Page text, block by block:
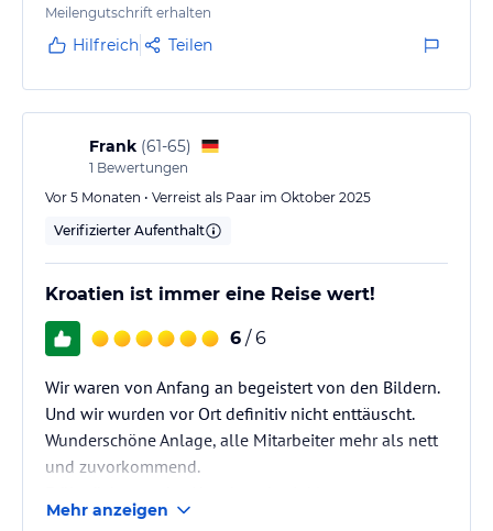
Meilengutschrift erhalten
Hilfreich Teilen
Frank (61-65)
1 Bewertungen
Vor 5 Monaten • Verreist als Paar im Oktober 2025
Verifizierter Aufenthalt
Kroatien ist immer eine Reise wert!
6 / 6
Wir waren von Anfang an begeistert von den Bildern.
Und wir wurden vor Ort definitiv nicht enttäuscht.
Wunderschöne Anlage, alle Mitarbeiter mehr als nett
und zuvorkommend.
Sonderwünsche, die erfüllt wurden.
Mehr anzeigen